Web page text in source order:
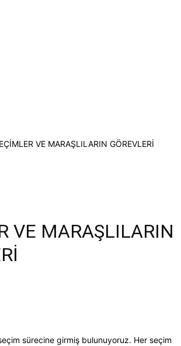
VE MARAŞLILARIN GÖREVLERİ
VE MARAŞLILARIN
sürecine girmiş bulunuyoruz. Her seçim